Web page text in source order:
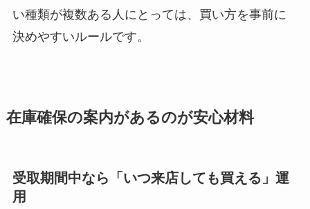
い種類が複数ある人にとっては、買い方を事前に
決めやすいルールです。
在庫確保の案内があるのが安心材料
受取期間中なら「いつ来店しても買える」運
用